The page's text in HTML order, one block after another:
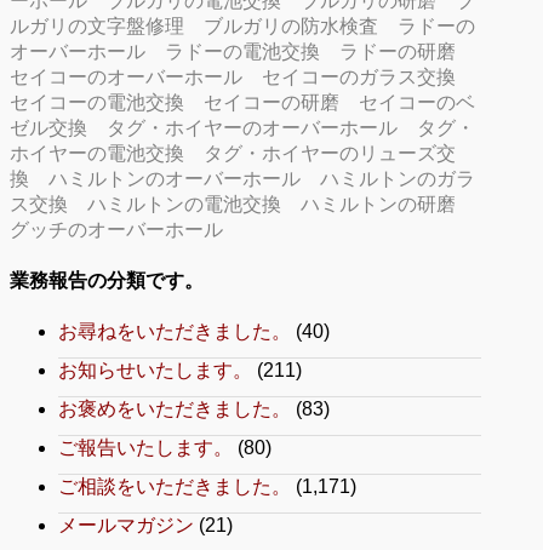
ルガリの文字盤修理
ブルガリの防水検査
ラドーの
オーバーホール
ラドーの電池交換
ラドーの研磨
セイコーのオーバーホール
セイコーのガラス交換
セイコーの電池交換
セイコーの研磨
セイコーのベ
ゼル交換
タグ・ホイヤーのオーバーホール
タグ・
ホイヤーの電池交換
タグ・ホイヤーのリューズ交
換
ハミルトンのオーバーホール
ハミルトンのガラ
ス交換
ハミルトンの電池交換
ハミルトンの研磨
グッチのオーバーホール
業務報告の分類です。
お尋ねをいただきました。
(40)
お知らせいたします。
(211)
お褒めをいただきました。
(83)
ご報告いたします。
(80)
ご相談をいただきました。
(1,171)
メールマガジン (21)